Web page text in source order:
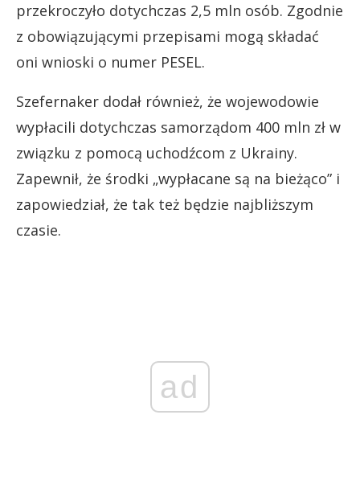
przekroczyło dotychczas 2,5 mln osób. Zgodnie
z obowiązującymi przepisami mogą składać
oni wnioski o numer PESEL.
Szefernaker dodał również, że wojewodowie
wypłacili dotychczas samorządom 400 mln zł w
związku z pomocą uchodźcom z Ukrainy.
Zapewnił, że środki „wypłacane są na bieżąco” i
zapowiedział, że tak też będzie najbliższym
czasie.
ad